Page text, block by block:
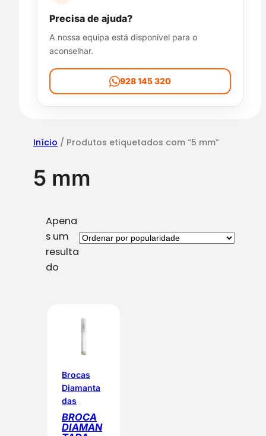
b
a
d
e
Precisa de ajuda?
A nossa equipa está disponível para o
aconselhar.
928 145 320
Início / Produtos etiquetados com “5 mm”
5 mm
Apena
s um
resulta
do
Brocas
Diamanta
das
BROCA
DIAMAN